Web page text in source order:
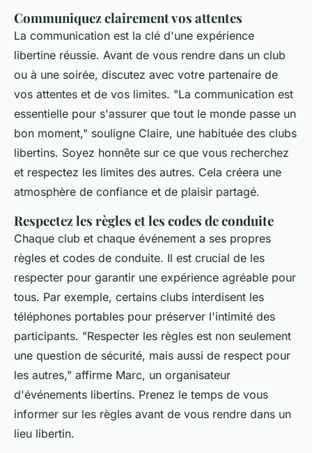
Communiquez clairement vos attentes
La communication est la clé d'une expérience
libertine réussie. Avant de vous rendre dans un club
ou à une soirée, discutez avec votre partenaire de
vos attentes et de vos limites. "La communication est
essentielle pour s'assurer que tout le monde passe un
bon moment," souligne Claire, une habituée des clubs
libertins. Soyez honnête sur ce que vous recherchez
et respectez les limites des autres. Cela créera une
atmosphère de confiance et de plaisir partagé.
Respectez les règles et les codes de conduite
Chaque club et chaque événement a ses propres
règles et codes de conduite. Il est crucial de les
respecter pour garantir une expérience agréable pour
tous. Par exemple, certains clubs interdisent les
téléphones portables pour préserver l'intimité des
participants. "Respecter les règles est non seulement
une question de sécurité, mais aussi de respect pour
les autres," affirme Marc, un organisateur
d'événements libertins. Prenez le temps de vous
informer sur les règles avant de vous rendre dans un
lieu libertin.